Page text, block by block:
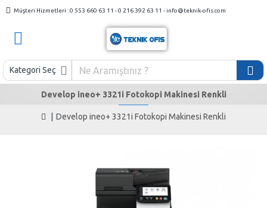
Müşteri Hizmetleri : 0 553 660 63 11 - 0 216 392 63 11 - info@teknik-ofis.com
Kategori Seç
Develop ineo+ 3321i Fotokopi Makinesi Renkli
Develop ineo+ 3321i Fotokopi Makinesi Renkli